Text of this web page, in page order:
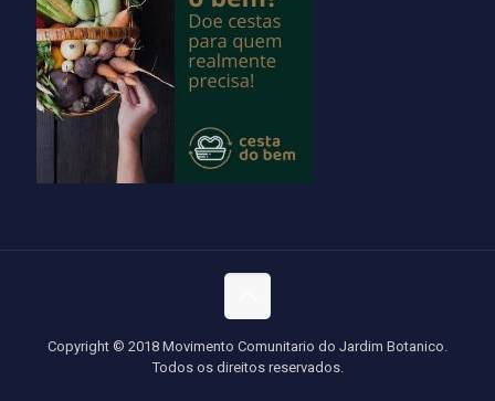
Copyright © 2018 Movimento Comunitario do Jardim Botanico.
Todos os direitos reservados.